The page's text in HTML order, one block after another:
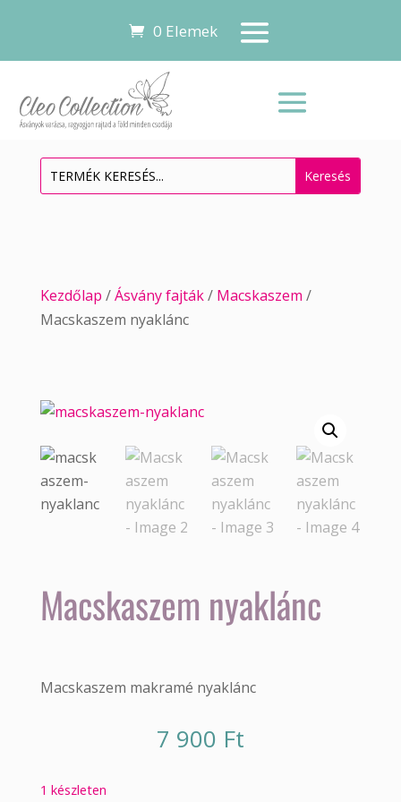
0 Elemek
Kezdőlap /Ásvány fajták/ Macskaszem /
Macskaszem nyaklánc
Macskaszem nyaklánc
Macskaszem makramé nyaklánc
7 900 Ft
1 készleten